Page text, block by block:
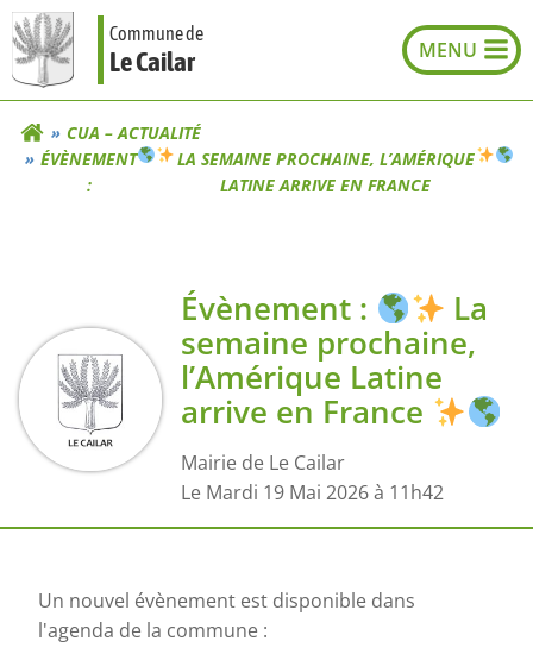
Aller
au
contenu
Commune de
Le Cailar
CUA – ACTUALITÉ
ÉVÈNEMENT
:
LA SEMAINE PROCHAINE, L’AMÉRIQUE
LATINE ARRIVE EN FRANCE
Évènement :
La
semaine prochaine,
l’Amérique Latine
arrive en France
Mairie de Le Cailar
Le Mardi 19 Mai 2026 à 11h42
Un nouvel évènement est disponible dans
l'agenda de la commune :